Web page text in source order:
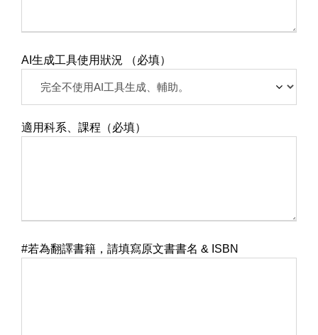
AI生成工具使用狀況 （必填）
適用科系、課程（必填）
#若為翻譯書籍，請填寫原文書書名 & ISBN